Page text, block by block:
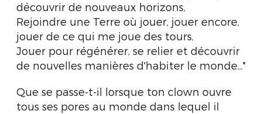
découvrir de nouveaux horizons,
Rejoindre une Terre où jouer, jouer encore,
jouer de ce qui me joue des tours,
Jouer pour régénérer, se relier et découvrir
de nouvelles manières d'habiter le monde..."
Que se passe-t-il lorsque ton clown ouvre
tous ses pores au monde dans lequel il